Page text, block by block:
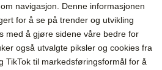
navigasjon. Denne informasjonen
for å se på trender og utvikling
med å gjøre sidene våre bedre for
også utvalgte piksler og cookies fra
TikTok til markedsføringsformål for å